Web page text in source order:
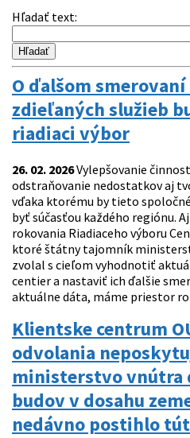
Hľadať text:
O ďalšom
zdieľaných služieb
riadiaci výbor
26. 02. 2026Vylepšovanie
odstraňovanie nedostatkov aj
vďaka ktorému by tieto
byť súčasťou každého regiónu.
rokovania Riadiaceho výboru
ktoré štátny tajomník
zvolal s cieľom vyhodnotiť
centier a nastaviť ich ďalšie
aktuálne dáta, máme priestor
Klientske centrum
odvolania
ministerstvo vnútra
budov v dosahu
nedávno postihlo